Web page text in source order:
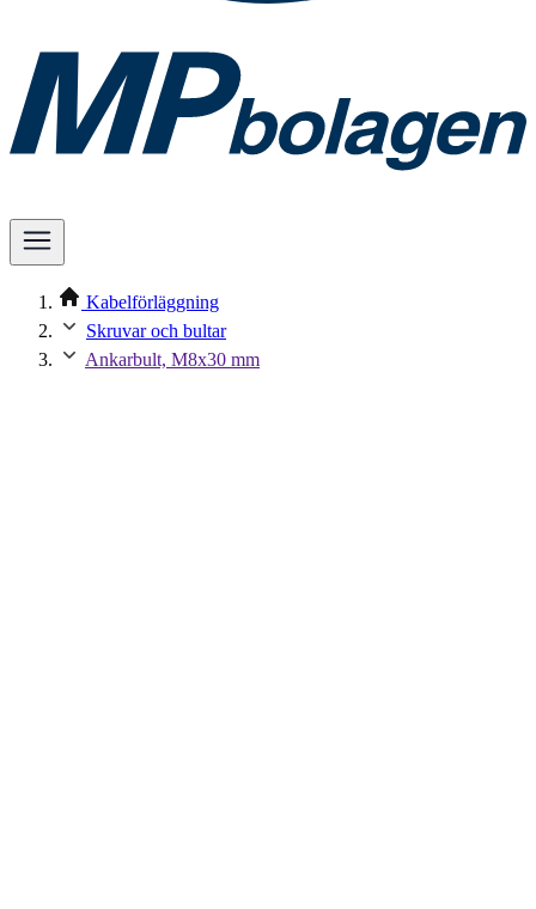
Kabelförläggning
Skruvar och bultar
Ankarbult, M8x30 mm